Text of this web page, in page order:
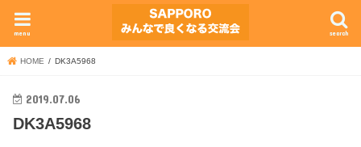
search
menu
HOME DK3A5968
2019.07.06
DK3A5968